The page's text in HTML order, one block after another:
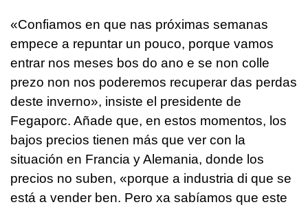
«Confiamos en que nas próximas semanas
empece a repuntar un pouco, porque vamos
entrar nos meses bos do ano e se non colle
prezo non nos poderemos recuperar das perdas
deste inverno», insiste el presidente de
Fegaporc. Añade que, en estos momentos, los
bajos precios tienen más que ver con la
situación en Francia y Alemania, donde los
precios no suben, «porque a industria di que se
está a vender ben. Pero xa sabíamos que este